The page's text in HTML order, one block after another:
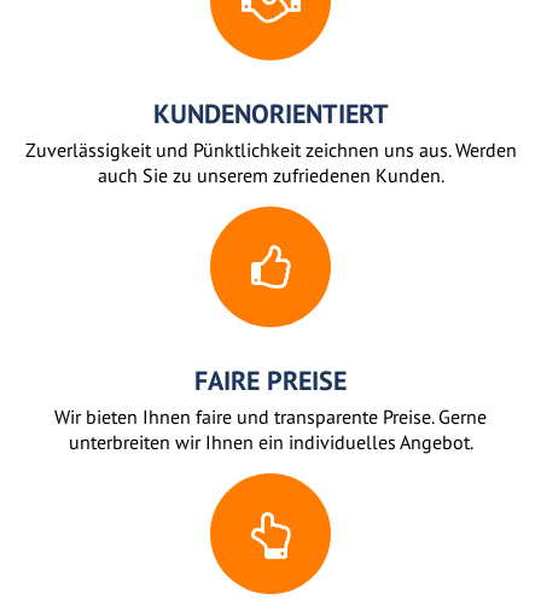
KUNDENORIENTIERT
Zuverlässigkeit und Pünktlichkeit zeichnen uns aus. Werden
auch Sie zu unserem zufriedenen Kunden.
FAIRE PREISE
Wir bieten Ihnen faire und transparente Preise. Gerne
unterbreiten wir Ihnen ein individuelles Angebot.